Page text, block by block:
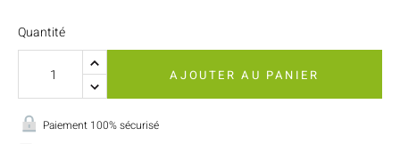
Quantité
AJOUTER AU PANIER
Paiement 100% sécurisé